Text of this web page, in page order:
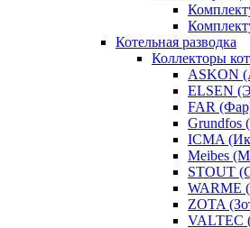
Котельная разводка
Коллекторы
ASKON
ELSEN
FAR
Grundfos
ICMA
Meibes
STOUT
WARME
ZOTA
VALTEC